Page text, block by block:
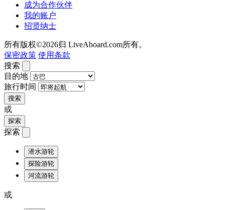
成为合作伙伴
我的账户
招贤纳士
所有版权©2026归 LiveAboard.com所有。
保密政策 使用条款
搜索
目的地
旅行时间
搜索
或
探索
探索
潜水游轮
探险游轮
河流游轮
或